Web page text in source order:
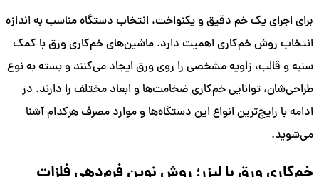
برای اجرای یک خم دقیق و یکنواخت، انتخاب دستگاه مناسب به اندازه
انتخاب روش خم‌کاری اهمیت دارد. ماشین‌های خم‌کاری ورق با کمک
سنبه و قالب، زاویه مشخصی را روی ورق ایجاد می‌کنند و بسته به نوع
طراحی‌شان، توانایی خم‌کاری ضخامت‌ها و ابعاد مختلف را دارند. در
ادامه با رایج‌ترین انواع این دستگاه‌ها و موارد مصرف هرکدام آشنا
می‌شوید.